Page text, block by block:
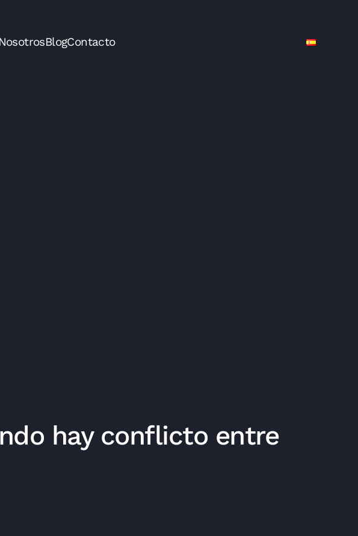
BlogContacto
hay conflicto entre